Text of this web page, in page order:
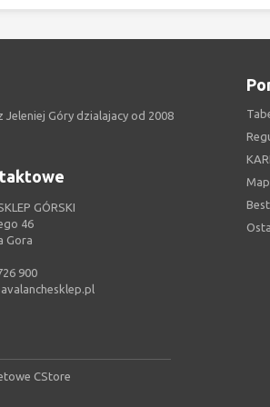
Jeleniej Góry dzialajacy od 2008
GÓRSKI
46
Gora
900
CStore